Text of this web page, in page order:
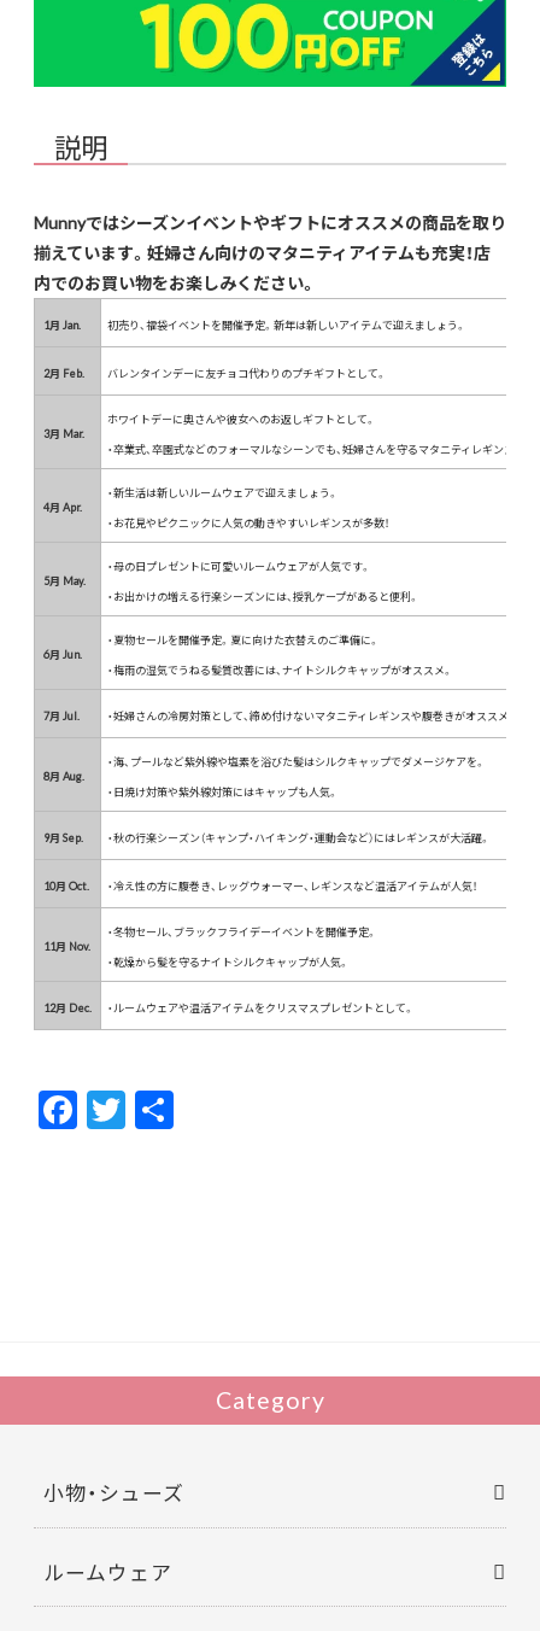
説明
Munnyではシーズンイベントやギフトにオススメの商品を取り
揃えています。妊婦さん向けのマタニティアイテムも充実！店
内でのお買い物をお楽しみください。
1月 Jan. 初売り、福袋イベントを開催予定。新年は新しいアイテムで迎えましょう。
2月 Feb. バレンタインデーに友チョコ代わりのプチギフトとして。
3月 Mar.
ホワイトデーに奥さんや彼女へのお返しギフトとして。
・卒業式、卒園式などのフォーマルなシーンでも、妊婦さんを守るマタニティレギンスの取
4月 Apr.
・新生活は新しいルームウェアで迎えましょう。
・お花見やピクニックに人気の動きやすいレギンスが多数！
5月 May.
・母の日プレゼントに可愛いルームウェアが人気です。
・お出かけの増える行楽シーズンには、授乳ケープがあると便利。
6月 Jun.
・夏物セールを開催予定。夏に向けた衣替えのご準備に。
・梅雨の湿気でうねる髪質改善には、ナイトシルクキャップがオススメ。
7月 Jul. ・妊婦さんの冷房対策として、締め付けないマタニティレギンスや腹巻きがオススメ。
8月 Aug.
・海、プールなど紫外線や塩素を浴びた髪はシルクキャップでダメージケアを。
・日焼け対策や紫外線対策にはキャップも人気。
9月 Sep. ・秋の行楽シーズン（キャンプ・ハイキング・運動会など）にはレギンスが大活躍。
10月 Oct. ・冷え性の方に腹巻き、レッグウォーマー、レギンスなど温活アイテムが人気！
11月 Nov.
・冬物セール、ブラックフライデーイベントを開催予定。
・乾燥から髪を守るナイトシルクキャップが人気。
12月 Dec. ・ルームウェアや温活アイテムをクリスマスプレゼントとして。
F
ac
T
w
Category
小物・シューズ
ルームウェア